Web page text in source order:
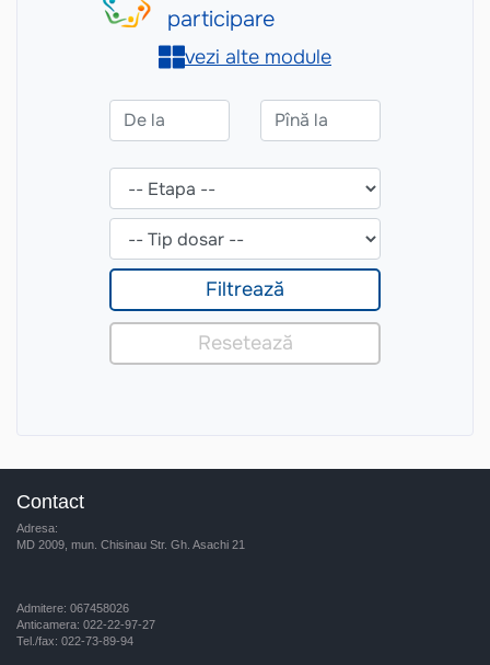
Contact
Adresa:
MD 2009, mun. Chisinau Str. Gh. Asachi 21
Admitere: 067458026
Anticamera: 022-22-97-27
Tel./fax: 022-73-89-94